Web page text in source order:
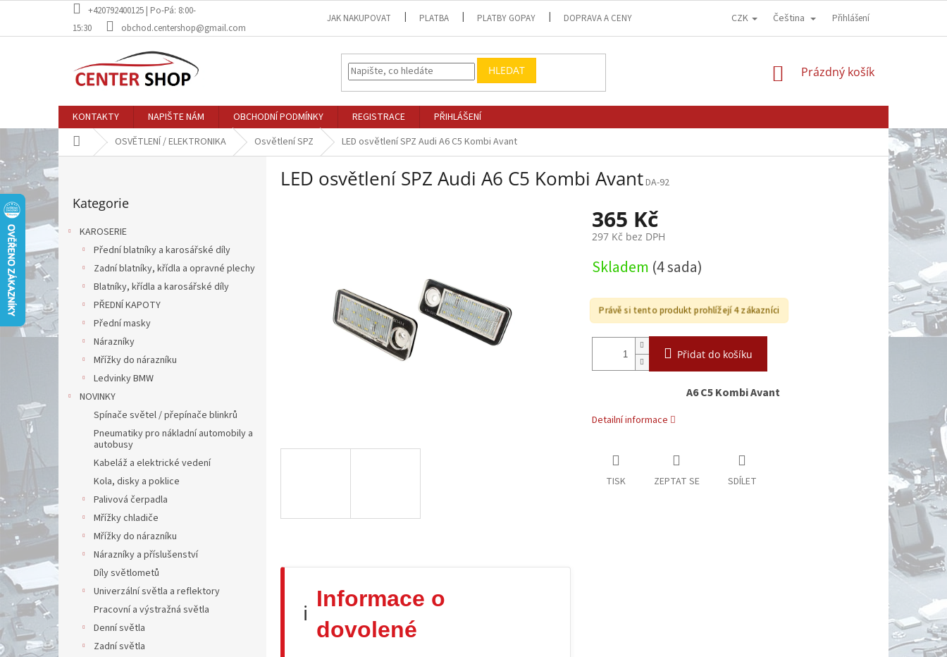
obsah
+420792400125 | Po-Pá: 8:00-
15:30
obchod.centershop@gmail.com
JAK NAKUPOVAT PLATBA PLATBY GOPAY DOPRAVA A CENY OBCHODNÍ PODMÍNKY GDPR - OCHRANA OSOBNÍCH ÚDAJŮ
CZK Čeština Přihlášení
HLEDAT
NÁKUPNÍ
Prázdný košík
KONTAKTY NAPIŠTE NÁM OBCHODNÍ PODMÍNKY REGISTRACE
PŘIHLÁŠENÍ
Domů OSVĚTLENÍ / ELEKTRONIKA Osvětlení SPZ LED osvětlení SPZ Audi A6 C5 Kombi Avant
P
o
s
r
n
í
p
a
n
kategorie
Kategorie
KAROSERIE
Přední blatníky a karosářské díly
Zadní blatníky, křídla a opravné plechy
Blatníky, křídla a karosářské díly
PŘEDNÍ KAPOTY
Přední masky
Nárazníky
Mřížky do nárazníku
Ledvinky BMW
NOVINKY
Spínače světel / přepínače blinkrů
Pneumatiky pro nákladní automobily a
autobusy
Kabeláž a elektrické vedení
Kola, disky a poklice
Palivová čerpadla
Mřížky chladiče
Mřížky do nárazníku
Nárazníky a příslušenství
Díly světlometů
Univerzální světla a reflektory
Pracovní a výstražná světla
Denní světla
Zadní světla
LED osvětlení SPZ Audi A6 C5 Kombi AvantDA-92
365 Kč
297 Kč bez DPH
cena:
Skladem (4 sada)
Právě si tento produkt prohlížejí 4 zákazníci
Přidat do košíku
A6 C5 Kombi Avant
Detailní informace
TISK ZEPTAT SE SDÍLET
ℹ️
Informace o
dovolené